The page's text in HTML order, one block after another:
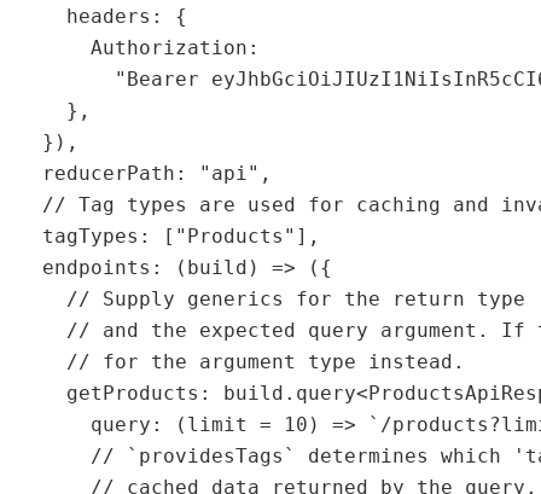
    headers: {
      Authorization:
"Bearer
    },
  }),
  reducerPath: "api",
// Tag types are used for caching and
  tagTypes: ["Products"],
  endpoints: (build) => ({
// Supply generics for the return type
// and the expected query argument. If
    // for the argument type instead.
getProducts:
query: (limit = 10) => `/
// `providesTags` determines which
      // cached data returned by the query.